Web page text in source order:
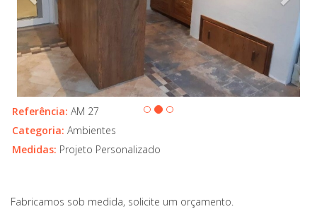
Referência: AM 27
Categoria: Ambientes
Medidas: Projeto Personalizado
Fabricamos sob medida, solicite um orçamento.